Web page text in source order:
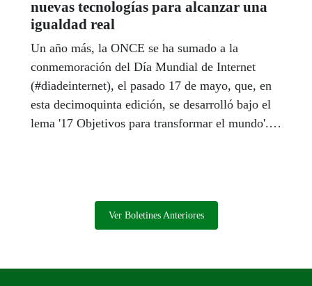
nuevas tecnologías para alcanzar una
igualdad real
Un año más, la ONCE se ha sumado a la
conmemoración del Día Mundial de Internet
(#diadeinternet), el pasado 17 de mayo, que, en
esta decimoquinta edición, se desarrolló bajo el
lema '17 Objetivos para transformar el mundo'.
de personas ciegas y con discapacidad visual
grave al mundo de las nuevas tecnologías,
Internet, que ganó el afiliado granadino José
Ver Boletines Anteriores